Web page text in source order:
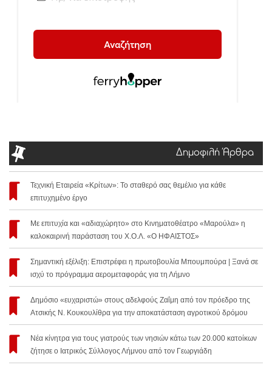
Δημοφιλή Άρθρα
Τεχνική Εταιρεία «Κρίτων»: Το σταθερό σας θεμέλιο για κάθε
επιτυχημένο έργο
Με επιτυχία και «αδιαχώρητο» στο Κινηματοθέατρο «Μαρούλα» η
καλοκαιρινή παράσταση του Χ.Ο.Λ. «Ο ΗΦΑΙΣΤΟΣ»
Σημαντική εξέλιξη: Επιστρέφει η πρωτοβουλία Μπουμπούρα | Ξανά σε
ισχύ το πρόγραμμα αερομεταφοράς για τη Λήμνο
Δημόσιο «ευχαριστώ» στους αδελφούς Ζαΐμη από τον πρόεδρο της
Ατσικής Ν. Κουκουλίθρα για την αποκατάσταση αγροτικού δρόμου
Νέα κίνητρα για τους γιατρούς των νησιών κάτω των 20.000 κατοίκων
ζήτησε ο Ιατρικός Σύλλογος Λήμνου από τον Γεωργιάδη